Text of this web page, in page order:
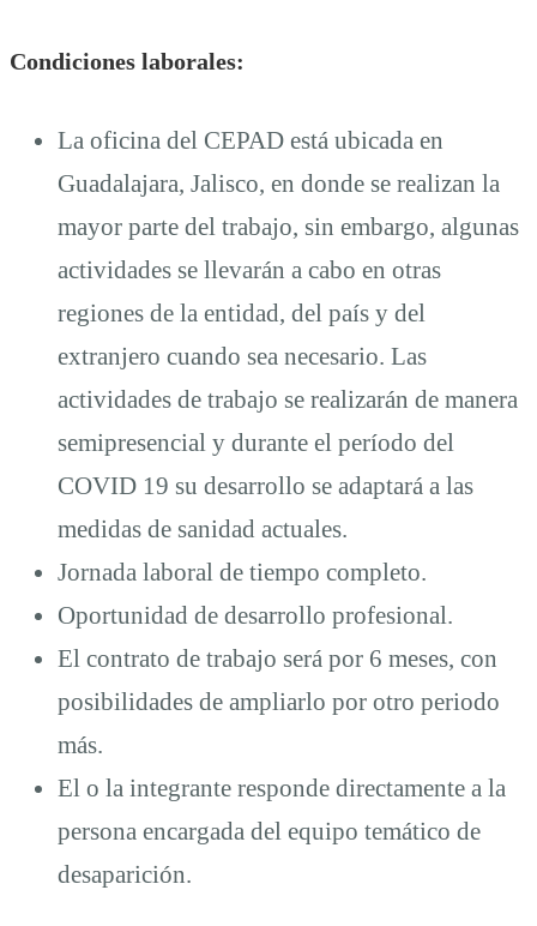
Condiciones laborales:
La oficina del CEPAD está ubicada en
Guadalajara, Jalisco, en donde se realizan la
mayor parte del trabajo, sin embargo, algunas
actividades se llevarán a cabo en otras
regiones de la entidad, del país y del
extranjero cuando sea necesario. Las
actividades de trabajo se realizarán de manera
semipresencial y durante el período del
COVID 19 su desarrollo se adaptará a las
medidas de sanidad actuales.
Jornada laboral de tiempo completo.
Oportunidad de desarrollo profesional.
El contrato de trabajo será por 6 meses, con
posibilidades de ampliarlo por otro periodo
más.
El o la integrante responde directamente a la
persona encargada del equipo temático de
desaparición.